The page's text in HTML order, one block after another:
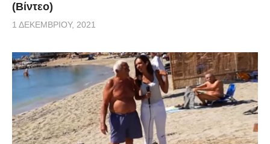
(Βίντεο)
1 ΔΕΚΕΜΒΡΊΟΥ, 2021